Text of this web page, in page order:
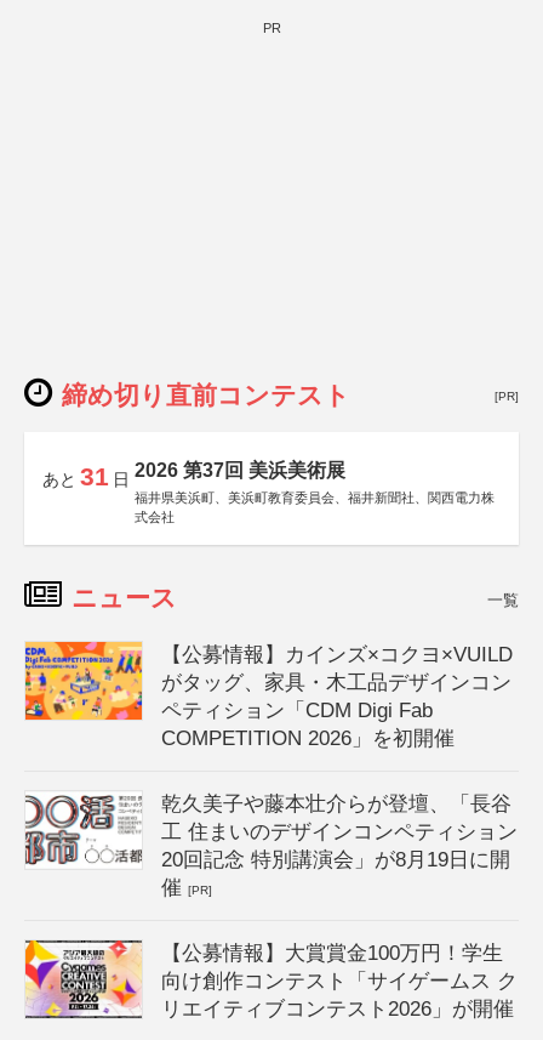
PR
締め切り直前コンテスト [PR]
あと 31 日 2026 第37回 美浜美術展
福井県美浜町、美浜町教育委員会、福井新聞社、関西電力株
式会社
ニュース 一覧
【公募情報】カインズ×コクヨ×VUILD
がタッグ、家具・木工品デザインコン
ペティション「CDM Digi Fab
COMPETITION 2026」を初開催
乾久美子や藤本壮介らが登壇、「長谷
工 住まいのデザインコンペティション
20回記念 特別講演会」が8月19日に開
催[PR]
【公募情報】大賞賞金100万円！学生
向け創作コンテスト「サイゲームス ク
リエイティブコンテスト2026」が開催